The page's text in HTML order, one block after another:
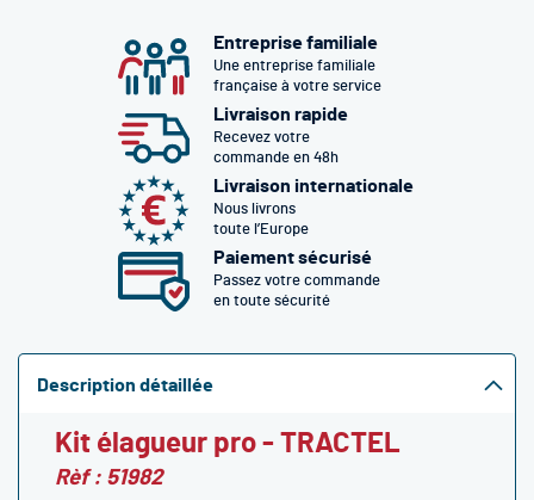
Entreprise familiale
Une entreprise familiale
française à votre service
Livraison rapide
Recevez votre
commande en 48h
Livraison internationale
Nous livrons
toute l’Europe
Paiement sécurisé
Passez votre commande
en toute sécurité
Description détaillée
Kit élagueur pro - TRACTEL
Rèf : 51982